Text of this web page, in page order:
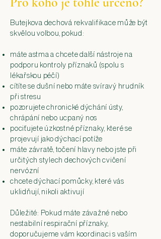
Butejkova dechová rekvalifikace může být
skvělou volbou, pokud:
máte astma a chcete další nástroje na
podporu kontroly příznaků (spolu s
lékařskou péčí)
cítíte se dušní nebo máte svíravý hrudník
při stresu
pozorujete chronické dýchání ústy,
chrápání nebo ucpaný nos
pociťujete úzkostné příznaky, které se
projevují jako dýchací potíže
máte závratě, točení hlavy nebo jste při
určitých stylech dechových cvičení
nervózní
chcete dýchací pomůcky, které vás
uklidňují, nikoli aktivují
Důležité: Pokud máte závažné nebo
nestabilní respirační příznaky,
doporučujeme vám koordinaci s vaším